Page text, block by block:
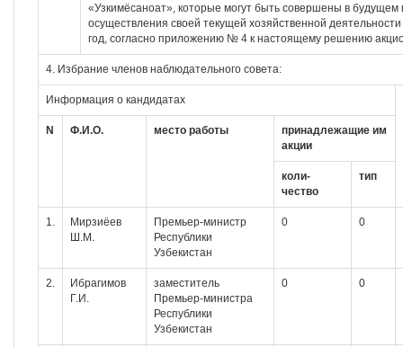
«Узкимёсаноат», которые могут быть совершены в будущем
осуществления своей текущей хозяйственной
год, согласно приложению № 4 к настоящему решению
4. Избрание членов наблюдательного совета:
Информация о кандидатах
N Ф.И.О. место работы принадлежащие им
акции
коли-
чество
тип
1.
Мирзиёев
Ш.М.
Премьер-министр
Республики
Узбекистан
0 0
2.
Ибрагимов
Г.И.
заместитель
Премьер-министра
Республики
Узбекистан
0 0